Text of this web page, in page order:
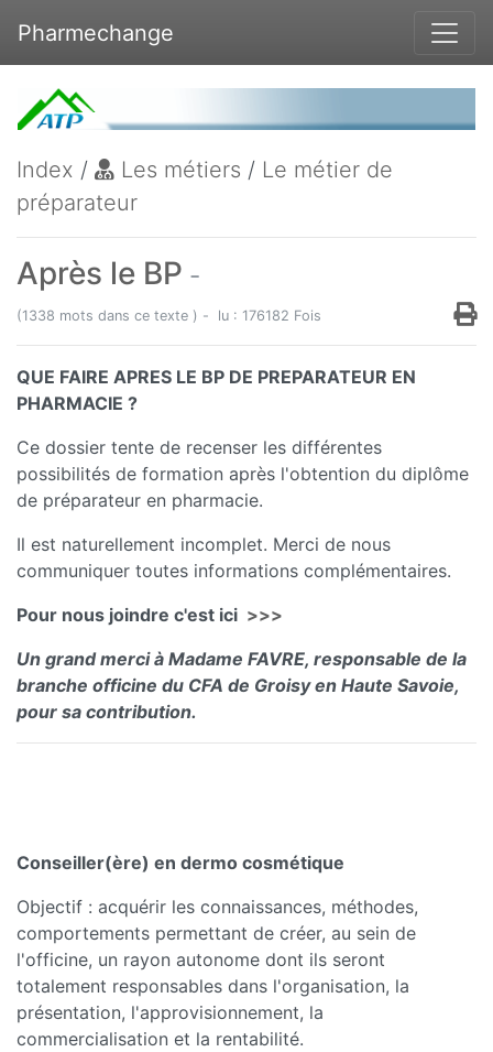
Pharmechange
Index / Les métiers / Le métier de
préparateur
Après le BP -
(1338 mots dans ce texte ) - lu : 176182 Fois
QUE FAIRE APRES LE BP DE PREPARATEUR EN
PHARMACIE ?
Ce dossier tente de recenser les différentes
possibilités de formation après l'obtention du diplôme
de préparateur en pharmacie.
Il est naturellement incomplet. Merci de nous
communiquer toutes informations complémentaires.
Pour nous joindre c'est ici >>>
Un grand merci à Madame FAVRE, responsable de la
branche officine du CFA de Groisy en Haute Savoie,
pour sa contribution.
Conseiller(ère) en dermo cosmétique
Objectif : acquérir les connaissances, méthodes,
comportements permettant de créer, au sein de
l'officine, un rayon autonome dont ils seront
totalement responsables dans l'organisation, la
présentation, l'approvisionnement, la
commercialisation et la rentabilité.